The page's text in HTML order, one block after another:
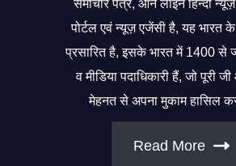
समाचार पत्र, ऑन लाइन हिन्दी
पोर्टल एवं न्यूज़ एजेंसी है, यह भारत के
प्रसारित है, इसके भारत में 1400 से
व मीडिया पदाधिकारी हैं, जो पूरी
मेहनत से अपना मुकाम हासिल
Read More